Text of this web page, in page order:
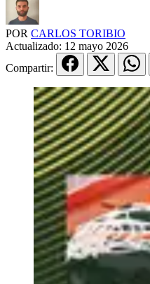
POR CARLOS TORIBIO
Actualizado: 12 mayo 2026
Compartir: